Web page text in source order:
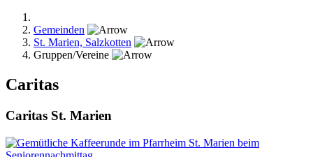
Gemeinden
St. Marien, Salzkotten
Gruppen/Vereine
Caritas
Caritas St. Marien